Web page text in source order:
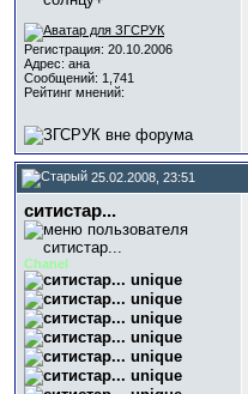
Регистрация: 20.10.2006
Адрес: ана
Сообщений: 1,741
Рейтинг мнений:
25.02.2008, 23:51
ситистар...
Chanel